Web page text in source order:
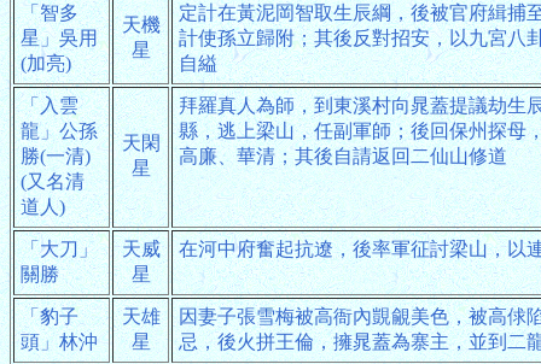
「智多
星」吳用
(加亮)
天機
星
定計在黃泥岡智取生辰綱，後被官府緝捕
計使孫立歸附；其後反對招安，以九宮八
自縊
「入雲
龍」公孫
勝(一清)
(又名清
道人)
天閑
星
拜羅真人為師，到東溪村向晁蓋提議劫生
縣，逃上梁山，任副軍師；後回保州探母
高廉、華清；其後自請返回二仙山修道
「大刀」
關勝
天威
星
在河中府奮起抗遼，後率軍征討梁山，以
「豹子
頭」林沖
天雄
星
因妻子張雪梅被高衙內覬覦美色，被高俅
忌，後火拼王倫，擁晁蓋為寨主，並到二